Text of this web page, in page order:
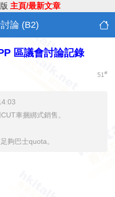
主頁/最新文章
論 (B2)
區議會討論記錄
51#
車捆綁式銷售。
夠巴士quota。